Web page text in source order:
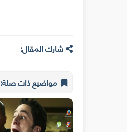
شارك المقال:
مواضيع ذات صلة: